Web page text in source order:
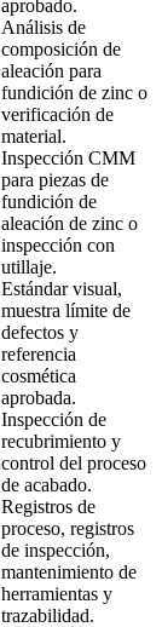
aprobado.
Análisis de
composición de
aleación para
fundición de zinc o
verificación de
material.
Inspección CMM
para piezas de
fundición de
aleación de zinc o
inspección con
utillaje.
Estándar visual,
muestra límite de
defectos y
referencia
cosmética
aprobada.
Inspección de
recubrimiento y
control del proceso
de acabado.
Registros de
proceso, registros
de inspección,
mantenimiento de
herramientas y
trazabilidad.